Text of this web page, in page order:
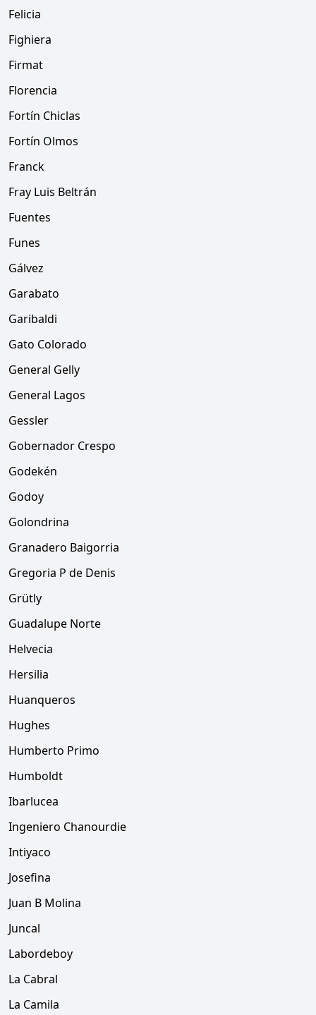
Felicia
Fighiera
Firmat
Florencia
Fortín Chiclas
Fortín Olmos
Franck
Fray Luis Beltrán
Fuentes
Funes
Gálvez
Garabato
Garibaldi
Gato Colorado
General Gelly
General Lagos
Gessler
Gobernador Crespo
Godekén
Godoy
Golondrina
Granadero Baigorria
Gregoria P de Denis
Grütly
Guadalupe Norte
Helvecia
Hersilia
Huanqueros
Hughes
Humberto Primo
Humboldt
Ibarlucea
Ingeniero Chanourdie
Intiyaco
Josefina
Juan B Molina
Juncal
Labordeboy
La Cabral
La Camila